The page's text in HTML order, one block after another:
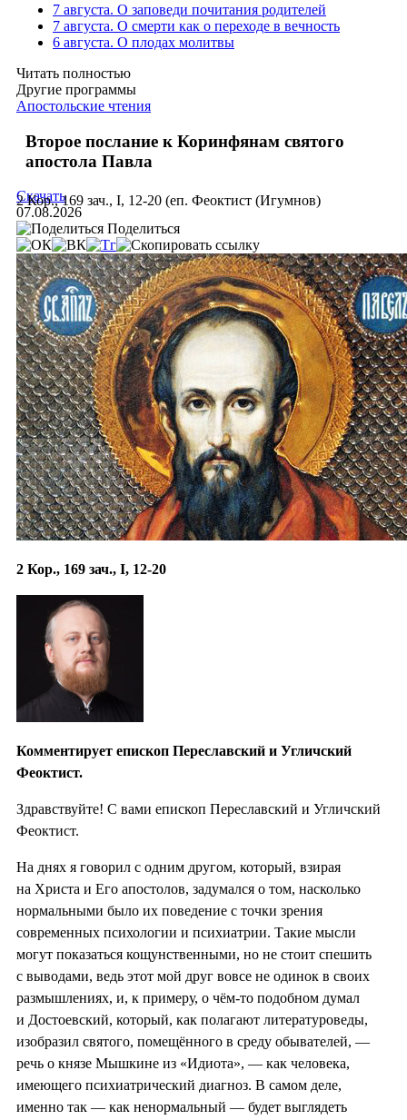
7 августа. О заповеди почитания родителей
7 августа. О смерти как о переходе в вечность
6 августа. О плодах молитвы
Читать полностью
Другие программы
Апостольские чтения
Второе послание к Коринфянам святого
апостола Павла
2 Кор., 169 зач., I, 12-20 (еп. Феоктист (Игумнов)
Скачать
07.08.2026
Поделиться
2 Кор., 169 зач., I, 12-20
Комментирует епископ Переславский и Угличский
Феоктист.
Здравствуйте! С вами епископ Переславский и Угличский
Феоктист.
На днях я говорил с одним другом, который, взирая
на Христа и Его апостолов, задумался о том, насколько
нормальными было их поведение с точки зрения
современных психологии и психиатрии. Такие мысли
могут показаться кощунственными, но не стоит спешить
с выводами, ведь этот мой друг вовсе не одинок в своих
размышлениях, и, к примеру, о чём-то подобном думал
и Достоевский, который, как полагают литературоведы,
изобразил святого, помещённого в среду обывателей, —
речь о князе Мышкине из «Идиота», — как человека,
имеющего психиатрический диагноз. В самом деле,
именно так — как ненормальный — будет выглядеть